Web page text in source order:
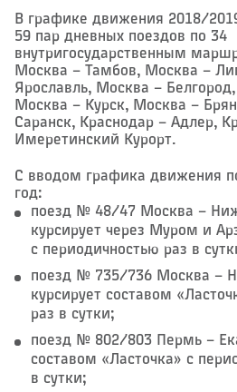
В графике движения 2018/
59 пар дневных поездов по 34
внутригосударственным
Москва – ​Тамбов, Москва –
Ярославль, Москва –
Москва – ​Курск, Москва –
Саранск, Краснодар – ​Адлер,
Имеретинский Курорт.
С вводом графика движения
год:
поезд № 48/47 Москва –
курсирует через Муром и
с периодичностью раз в
поезд № 735/736 Москва –
курсирует составом
раз в сутки;
поезд № 802/803 Пермь –
составом «Ласточка» с
в сутки;